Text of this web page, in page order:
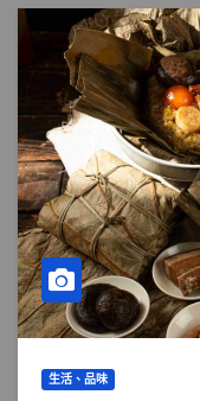
生活、品味